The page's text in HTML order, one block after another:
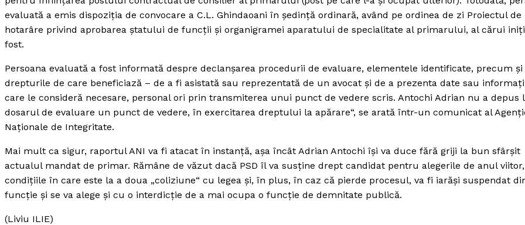
evaluată a emis dispoziţia de convocare a C.L. Ghindaoani în şedinţă ordinară, având pe ordinea de zi Proiectul de
hotarâre privind aprobarea ştatului de funcţii şi organigramei aparatului de specialitate al primarului, al cărui
fost.
Persoana evaluată a fost informată despre declanşarea procedurii de evaluare, elementele identificate, precum şi
drepturile de care beneficiază – de a fi asistată sau reprezentată de un avocat şi de a prezenta date sau
care le consideră necesare, personal ori prin transmiterea unui punct de vedere scris. Antochi Adrian nu a depus
dosarul de evaluare un punct de vedere, în exercitarea dreptului la apărare“, se arată într-un comunicat al
Naţionale de Integritate.
Mai mult ca sigur, raportul ANI va fi atacat în instanţă, aşa încât Adrian Antochi îşi va duce fără griji la bun sfârşit
actualul mandat de primar. Rămâne de văzut dacă PSD îl va susţine drept candidat pentru alegerile de anul
condiţiile în care este la a doua „coliziune“ cu legea şi, în plus, în caz că pierde procesul, va fi iarăşi suspendat
funcţie şi se va alege şi cu o interdicţie de a mai ocupa o funcţie de demnitate publică.
(Liviu ILIE)